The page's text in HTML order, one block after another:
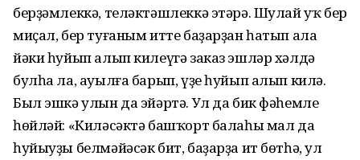
берҙәмлеккә, теләктәшлеккә этәрә. Шулай уҡ бер
миҫал, бер туғаным итте баҙарҙан һатып ала
йәки һуйып алып килеүгә заказ эшләр хәлдә
булһа ла, ауылға барып, үҙе һуйып алып килә.
Был эшкә улын да эйәртә. Ул да бик фәһемле
һөйләй: «Киләсәктә башҡорт балаһы мал да
һуйыуҙы белмәйәсәк бит, баҙарҙа ит бөтһә, ул